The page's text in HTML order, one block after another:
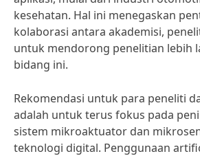
kesehatan. Hal ini menegaskan
kolaborasi antara akademisi,
untuk mendorong penelitian lebih
bidang ini.
Rekomendasi untuk para peneliti
adalah untuk terus fokus pada
sistem mikroaktuator dan
teknologi digital. Penggunaan